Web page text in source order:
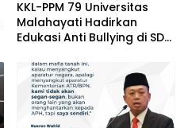
KKL-PPM 79 Universitas
Malahayati Hadirkan
Edukasi Anti Bullying di SD
Metero